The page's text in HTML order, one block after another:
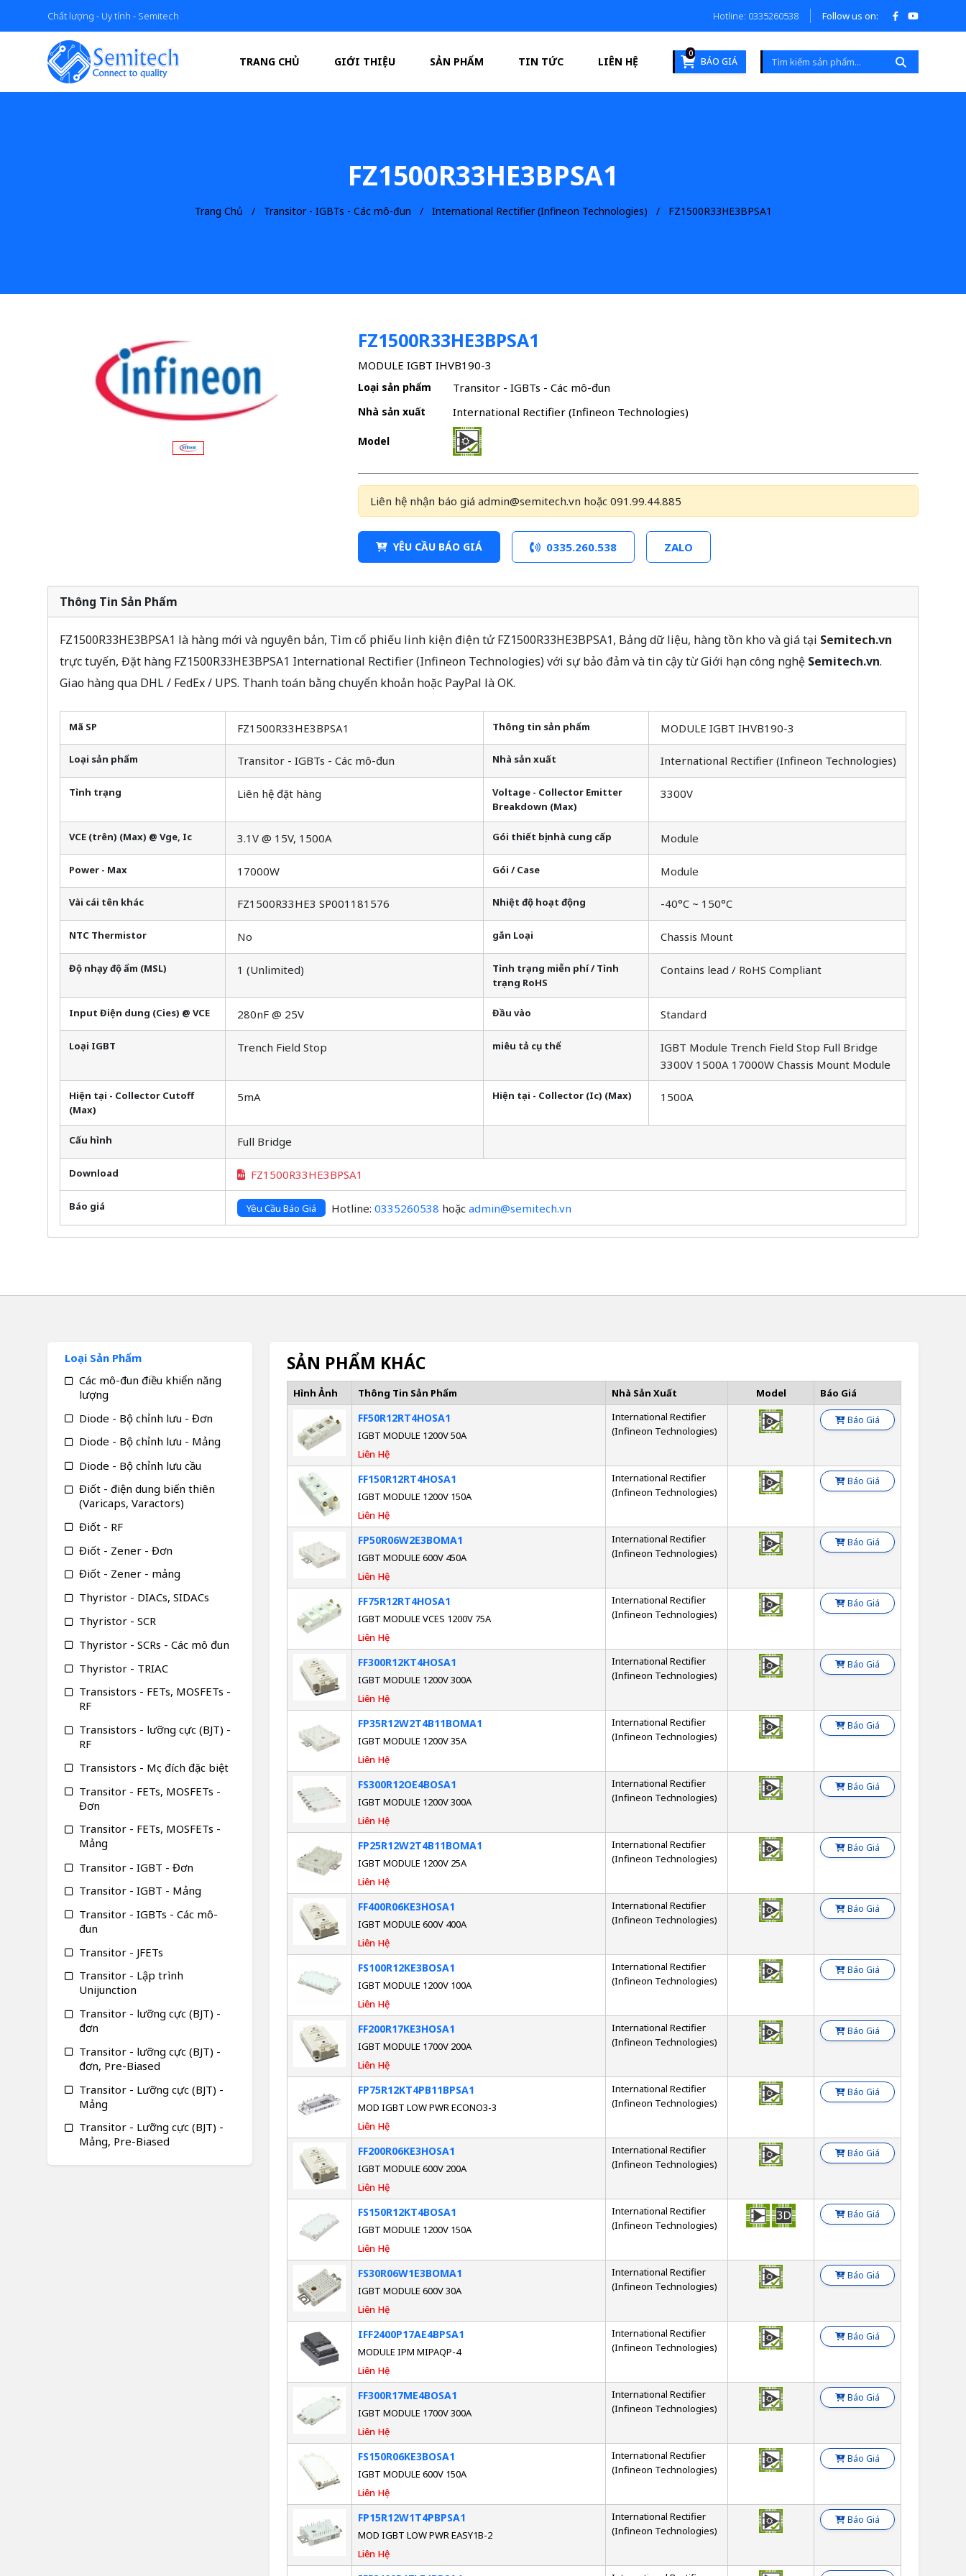
Chất lượng - Uy tính - Semitech Hotline: 0335260538 Follow us on:
TRANG CHỦ GIỚI THIỆU SẢN PHẨM TIN TỨC LIÊN HỆ
0
BÁO GIÁ
FZ1500R33HE3BPSA1
Trang Chủ Transitor - IGBTs - Các mô-đun International Rectifier (Infineon Technologies) FZ1500R33HE3BPSA1
FZ1500R33HE3BPSA1
MODULE IGBT IHVB190-3
Loại sản phẩm Transitor - IGBTs - Các mô-đun
Nhà sản xuất International Rectifier (Infineon Technologies)
Model
Liên hệ nhận báo giá admin@semitech.vn hoặc 091.99.44.885
YÊU CẦU BÁO GIÁ 0335.260.538 ZALO
Thông Tin Sản Phẩm
FZ1500R33HE3BPSA1 là hàng mới và nguyên bản, Tìm cổ phiếu linh kiện điện tử FZ1500R33HE3BPSA1, Bảng dữ liệu, hàng tồn kho và giá tại Semitech.vn
trực tuyến, Đặt hàng FZ1500R33HE3BPSA1 International Rectifier (Infineon Technologies) với sự bảo đảm và tin cậy từ Giới hạn công nghệ Semitech.vn.
Giao hàng qua DHL / FedEx / UPS. Thanh toán bằng chuyển khoản hoặc PayPal là OK.
Mã SP FZ1500R33HE3BPSA1 Thông tin sản phẩm MODULE IGBT IHVB190-3
Loại sản phẩm Transitor - IGBTs - Các mô-đun Nhà sản xuất International Rectifier (Infineon Technologies)
Tình trạng Liên hệ đặt hàng
Voltage - Collector Emitter
Breakdown (Max)
3300V
VCE (trên) (Max) @ Vge, Ic 3.1V @ 15V, 1500A Gói thiết bị nhà cung cấp Module
Power - Max 17000W Gói / Case Module
Vài cái tên khác FZ1500R33HE3 SP001181576 Nhiệt độ hoạt động -40°C ~ 150°C
NTC Thermistor No gắn Loại Chassis Mount
Độ nhạy độ ẩm (MSL) 1 (Unlimited)
Tình trạng miễn phí / Tình
trạng RoHS
Contains lead / RoHS Compliant
Input Điện dung (Cies) @ VCE 280nF @ 25V Đầu vào Standard
Loại IGBT Trench Field Stop miêu tả cụ thể
IGBT Module Trench Field Stop Full Bridge
3300V 1500A 17000W Chassis Mount Module
Hiện tại - Collector Cutoff
(Max)
5mA Hiện tại - Collector (Ic) (Max) 1500A
Cấu hình Full Bridge
Download FZ1500R33HE3BPSA1
Báo giá Yêu Cầu Báo Giá Hotline: 0335260538 hoặc admin@semitech.vn
SẢN PHẨM KHÁC
Hình Ảnh Thông Tin Sản Phẩm Nhà Sản Xuất Model Báo Giá
FF50R12RT4HOSA1
IGBT MODULE 1200V 50A
Liên Hệ
International Rectifier
(Infineon Technologies)
Báo Giá
FF150R12RT4HOSA1
IGBT MODULE 1200V 150A
Liên Hệ
International Rectifier
(Infineon Technologies)
Báo Giá
FP50R06W2E3BOMA1
IGBT MODULE 600V 450A
Liên Hệ
International Rectifier
(Infineon Technologies)
Báo Giá
FF75R12RT4HOSA1
IGBT MODULE VCES 1200V 75A
Liên Hệ
International Rectifier
(Infineon Technologies)
Báo Giá
FF300R12KT4HOSA1
IGBT MODULE 1200V 300A
Liên Hệ
International Rectifier
(Infineon Technologies)
Báo Giá
FP35R12W2T4B11BOMA1
IGBT MODULE 1200V 35A
Liên Hệ
International Rectifier
(Infineon Technologies)
Báo Giá
FS300R12OE4BOSA1
IGBT MODULE 1200V 300A
Liên Hệ
International Rectifier
(Infineon Technologies)
Báo Giá
FP25R12W2T4B11BOMA1
IGBT MODULE 1200V 25A
Liên Hệ
International Rectifier
(Infineon Technologies)
Báo Giá
FF400R06KE3HOSA1
IGBT MODULE 600V 400A
Liên Hệ
International Rectifier
(Infineon Technologies)
Báo Giá
FS100R12KE3BOSA1
IGBT MODULE 1200V 100A
Liên Hệ
International Rectifier
(Infineon Technologies)
Báo Giá
FF200R17KE3HOSA1
IGBT MODULE 1700V 200A
Liên Hệ
International Rectifier
(Infineon Technologies)
Báo Giá
FP75R12KT4PB11BPSA1
MOD IGBT LOW PWR ECONO3-3
Liên Hệ
International Rectifier
(Infineon Technologies)
Báo Giá
FF200R06KE3HOSA1
IGBT MODULE 600V 200A
Liên Hệ
International Rectifier
(Infineon Technologies)
Báo Giá
FS150R12KT4BOSA1
IGBT MODULE 1200V 150A
Liên Hệ
International Rectifier
(Infineon Technologies)
Báo Giá
FS30R06W1E3BOMA1
IGBT MODULE 600V 30A
Liên Hệ
International Rectifier
(Infineon Technologies)
Báo Giá
IFF2400P17AE4BPSA1
MODULE IPM MIPAQP-4
Liên Hệ
International Rectifier
(Infineon Technologies)
Báo Giá
FF300R17ME4BOSA1
IGBT MODULE 1700V 300A
Liên Hệ
International Rectifier
(Infineon Technologies)
Báo Giá
FS150R06KE3BOSA1
IGBT MODULE 600V 150A
Liên Hệ
International Rectifier
(Infineon Technologies)
Báo Giá
FP15R12W1T4PBPSA1
MOD IGBT LOW PWR EASY1B-2
Liên Hệ
International Rectifier
(Infineon Technologies)
Báo Giá
Loại Sản Phẩm
Các mô-đun điều khiển năng
lượng
Diode - Bộ chỉnh lưu - Đơn
Diode - Bộ chỉnh lưu - Mảng
Diode - Bộ chỉnh lưu cầu
Điốt - điện dung biến thiên
(Varicaps, Varactors)
Điốt - RF
Điốt - Zener - Đơn
Điốt - Zener - mảng
Thyristor - DIACs, SIDACs
Thyristor - SCR
Thyristor - SCRs - Các mô đun
Thyristor - TRIAC
Transistors - FETs, MOSFETs -
RF
Transistors - lưỡng cực (BJT) -
RF
Transistors - Mục đích đặc biệt
Transitor - FETs, MOSFETs -
Đơn
Transitor - FETs, MOSFETs -
Mảng
Transitor - IGBT - Đơn
Transitor - IGBT - Mảng
Transitor - IGBTs - Các mô-
đun
Transitor - JFETs
Transitor - Lập trình
Unijunction
Transitor - lưỡng cực (BJT) -
đơn
Transitor - lưỡng cực (BJT) -
đơn, Pre-Biased
Transitor - Lưỡng cực (BJT) -
Mảng
Transitor - Lưỡng cực (BJT) -
Mảng, Pre-Biased